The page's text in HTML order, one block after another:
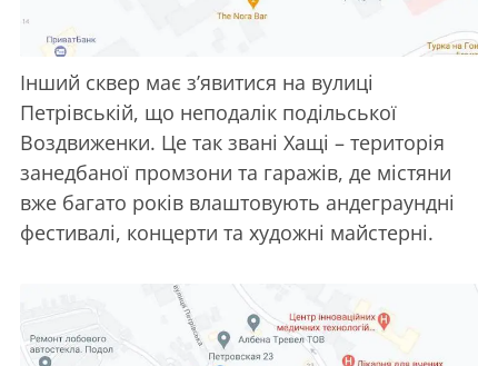
Інший сквер має з’явитися на вулиці
Петрівській, що неподалік подільської
Воздвиженки. Це так звані Хащі – територія
занедбаної промзони та гаражів, де містяни
вже багато років влаштовують андеграундні
фестивалі, концерти та художні майстерні.